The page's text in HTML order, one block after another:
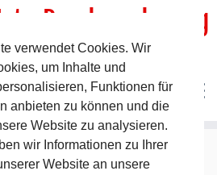
um Pommelsbrunn
» 20130811-191251
verwendet Cookies. Wir
um Inhalte und
Funktionen für
anbieten zu können und die
Website zu analysieren.
wir Informationen zu Ihrer
Website an unsere